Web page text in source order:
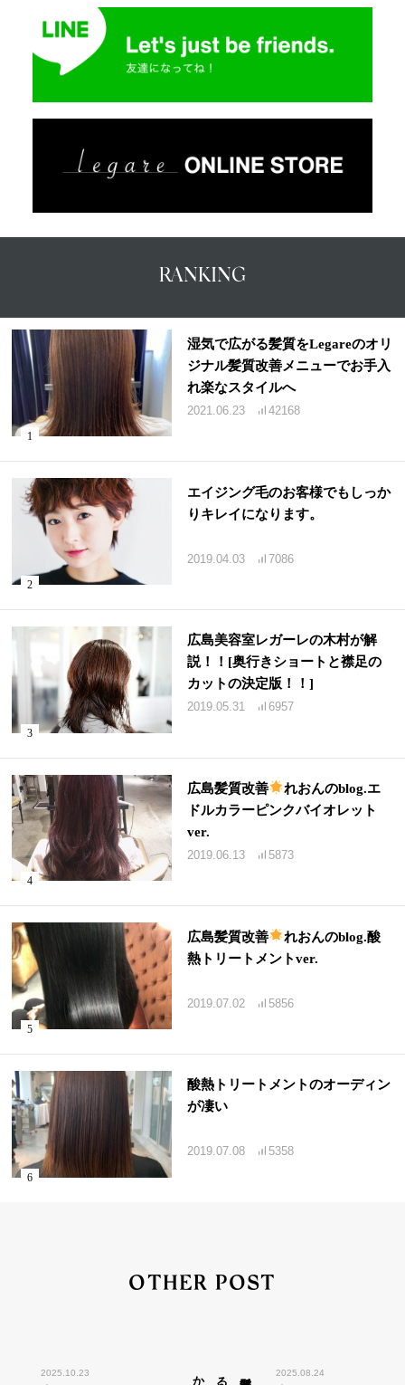
RANKING
湿気で広がる髪質をLegareのオリ
ジナル髪質改善メニューでお手入
れ楽なスタイルへ
2021.06.23 42168
エイジング毛のお客様でもしっか
りキレイになります。
2019.04.03 7086
広島美容室レガーレの木村が解
説！！[奥行きショートと襟足の
カットの決定版！！]
2019.05.31 6957
広島髪質改善
れおんのblog.エ
ドルカラーピンクバイオレット
ver.
2019.06.13 5873
広島髪質改善
れおんのblog.酸
熱トリートメントver.
2019.07.02 5856
酸熱トリートメントのオーディン
が凄い
2019.07.08 5358
OTHER POST
2025.10.23 2025.08.24